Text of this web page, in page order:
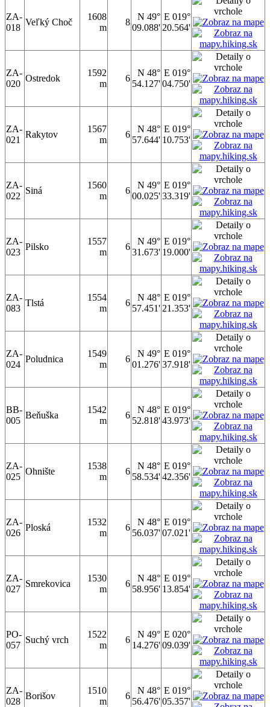
ZA-
018
Veľký Choč
1608
m
8
N 49°
09.088'
E 019°
20.564'
ZA-
020
Ostredok
1592
m
6
N 48°
54.127'
E 019°
04.750'
ZA-
021
Rakytov
1567
m
6
N 48°
57.644'
E 019°
10.753'
ZA-
022
Siná
1560
m
6
N 49°
00.025'
E 019°
33.319'
ZA-
023
Pilsko
1557
m
6
N 49°
31.673'
E 019°
19.000'
ZA-
083
Tlstá
1554
m
6
N 48°
57.451'
E 019°
21.353'
ZA-
024
Poludnica
1549
m
6
N 49°
01.276'
E 019°
37.918'
BB-
005
Beňuška
1542
m
6
N 48°
52.818'
E 019°
43.973'
ZA-
025
Ohnište
1538
m
6
N 48°
58.534'
E 019°
42.356'
ZA-
026
Ploská
1532
m
6
N 48°
56.037'
E 019°
07.021'
ZA-
027
Smrekovica
1530
m
6
N 48°
58.956'
E 019°
13.854'
PO-
057
Suchý vrch
1522
m
6
N 49°
14.276'
E 020°
09.039'
ZA-
028
Borišov
1510
m
6
N 48°
56.476'
E 019°
05.357'